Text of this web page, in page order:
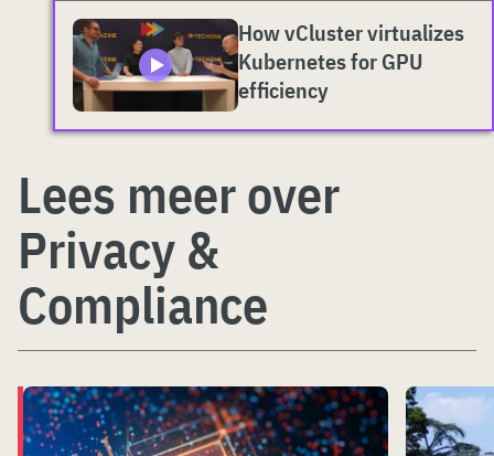
How vCluster virtualizes
Kubernetes for GPU
efficiency
Lees meer over
Privacy &
Compliance